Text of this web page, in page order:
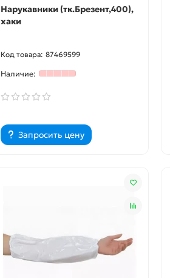
Нарукавники (тк.Брезент,400),
хаки
87469599
Запросить цену